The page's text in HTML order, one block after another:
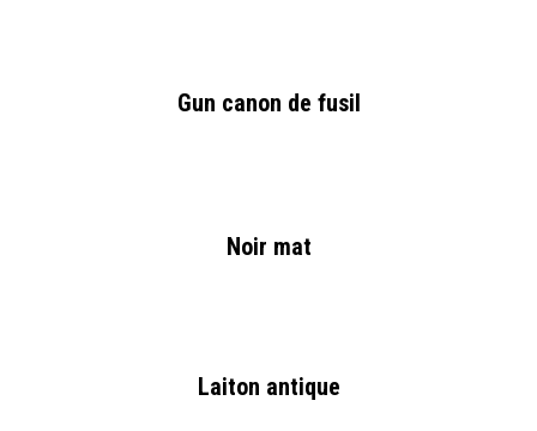
Gun canon de fusil
Noir mat
Laiton antique